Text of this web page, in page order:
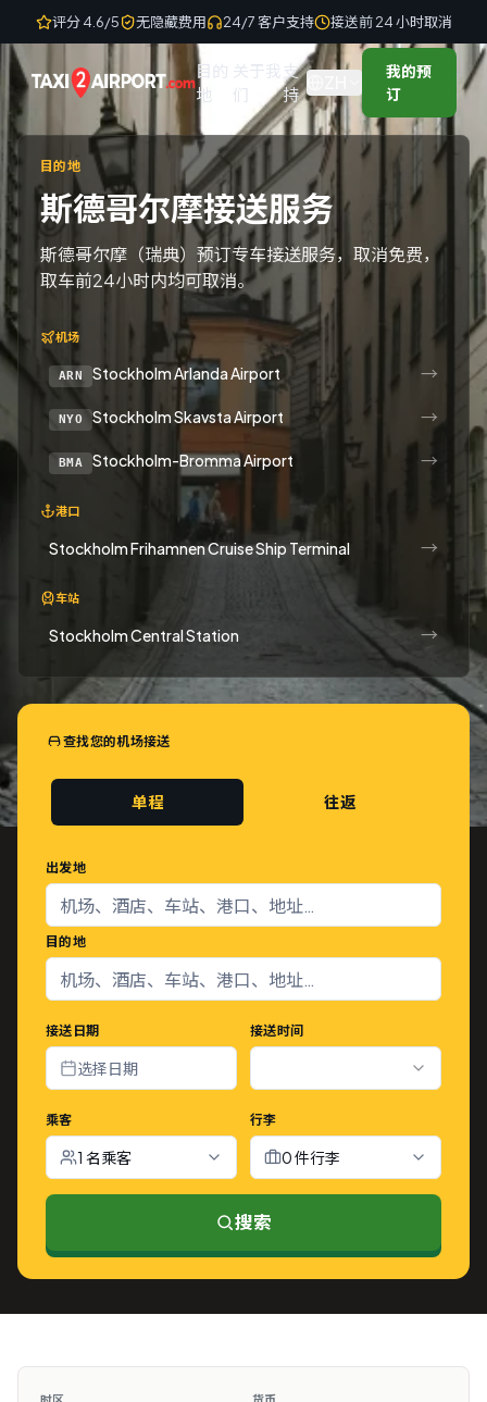
Skip to content
评分 4.6/5 无隐藏费用 24/7 客户支持 接送前 24 小时取消
目的
地
关于我
们
支
持
我的预
订
目的地
斯德哥尔摩接送服务
斯德哥尔摩（瑞典）预订专车接送服务，取消免费，
取车前24小时内均可取消。
机场
ARN Stockholm Arlanda Airport →
NYO Stockholm Skavsta Airport →
BMA Stockholm-Bromma Airport →
港口
Stockholm Frihamnen Cruise Ship Terminal →
车站
Stockholm Central Station →
查找您的机场接送
单程 往返
出发地
目的地
接送日期
选择日期
接送时间
乘客
1 名乘客
行李
0 件行李
搜索